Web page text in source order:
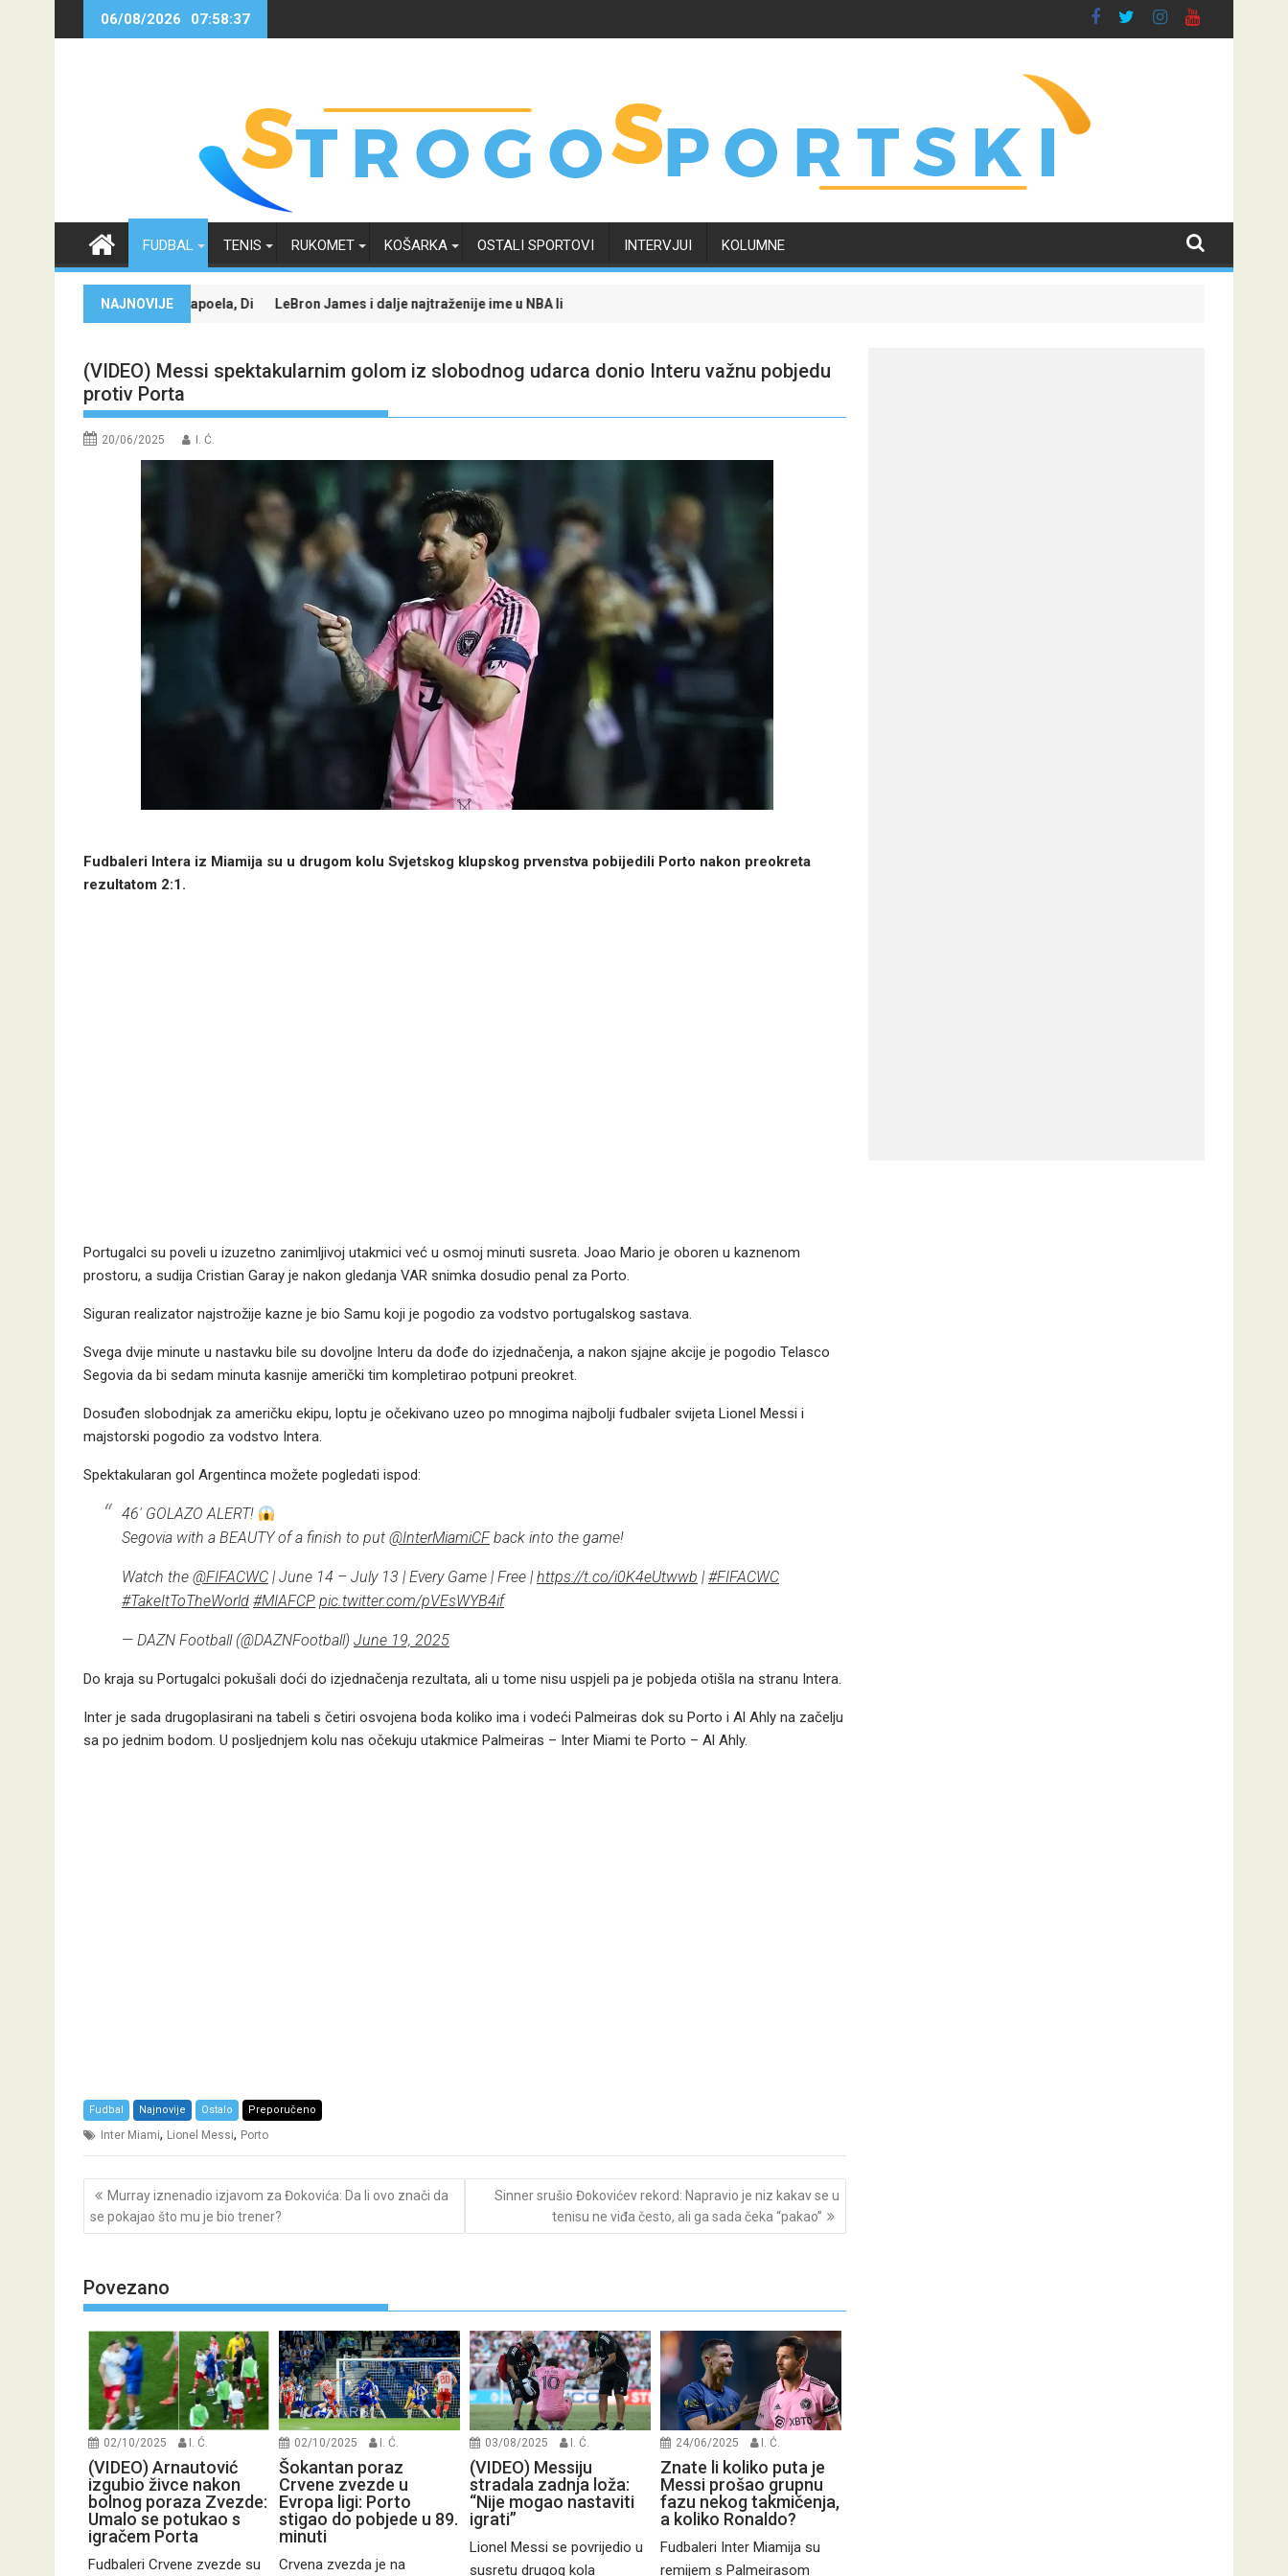
06/08/2026 07:58:38
FUDBAL TENIS RUKOMET KOŠARKA OSTALI SPORTOVI INTERVJUI KOLUMNE
NAJNOVIJE
protiv Hapoela, Dinamo dočekuje ŽalgirisLeBron James i dalje najtraženije ime u NBA ligi: Trenutno je na raskrsnici, a odluka uskoro "pada"Evo kako je transfer Tarika Muharemovića uticao na njegove buduće saigrače u Leedsu
(VIDEO) Messi spektakularnim golom iz slobodnog udarca donio Interu važnu pobjedu
protiv Porta
20/06/2025 I. Ć.
Fudbaleri Intera iz Miamija su u drugom kolu Svjetskog klupskog prvenstva pobijedili Porto nakon preokreta
rezultatom 2:1.
Portugalci su poveli u izuzetno zanimljivoj utakmici već u osmoj minuti susreta. Joao Mario je oboren u kaznenom
prostoru, a sudija Cristian Garay je nakon gledanja VAR snimka dosudio penal za Porto.
Siguran realizator najstrožije kazne je bio Samu koji je pogodio za vodstvo portugalskog sastava.
Svega dvije minute u nastavku bile su dovoljne Interu da dođe do izjednačenja, a nakon sjajne akcije je pogodio Telasco
Segovia da bi sedam minuta kasnije američki tim kompletirao potpuni preokret.
Dosuđen slobodnjak za američku ekipu, loptu je očekivano uzeo po mnogima najbolji fudbaler svijeta Lionel Messi i
majstorski pogodio za vodstvo Intera.
Spektakularan gol Argentinca možete pogledati ispod:
46′ GOLAZO ALERT!
Segovia with a BEAUTY of a finish to put @InterMiamiCFback into the game!
Watch the @FIFACWC | June 14 – July 13 | Every Game | Free | https://t.co/i0K4eUtwwb | #FIFACWC
#TakeItToTheWorld #MIAFCP pic.twitter.com/pVEsWYB4if
— DAZN Football (@DAZNFootball) June 19, 2025
Do kraja su Portugalci pokušali doći do izjednačenja rezultata, ali u tome nisu uspjeli pa je pobjeda otišla na stranu Intera.
Inter je sada drugoplasirani na tabeli s četiri osvojena boda koliko ima i vodeći Palmeiras dok su Porto i Al Ahly na začelju
sa po jednim bodom. U posljednjem kolu nas očekuju utakmice Palmeiras – Inter Miami te Porto – Al Ahly.
Fudbal Najnovije Ostalo Preporučeno
Inter Miami, Lionel Messi, Porto
Post
navigation
Murray iznenadio izjavom za Đokovića: Da li ovo znači da
se pokajao što mu je bio trener?
Sinner srušio Đokovićev rekord: Napravio je niz kakav se u
tenisu ne viđa često, ali ga sada čeka “pakao”
Povezano
02/10/2025 I. Ć.
(VIDEO) Arnautović
izgubio živce nakon
bolnog poraza Zvezde:
Umalo se potukao s
igračem Porta
Fudbaleri Crvene zvezde su
02/10/2025 I. Ć.
Šokantan poraz
Crvene zvezde u
Evropa ligi: Porto
stigao do pobjede u 89.
minuti
Crvena zvezda je na
03/08/2025 I. Ć.
(VIDEO) Messiju
stradala zadnja loža:
“Nije mogao nastaviti
igrati”
Lionel Messi se povrijedio u
susretu drugog kola
24/06/2025 I. Ć.
Znate li koliko puta je
Messi prošao grupnu
fazu nekog takmičenja,
a koliko Ronaldo?
Fudbaleri Inter Miamija su
remijem s Palmeirasom